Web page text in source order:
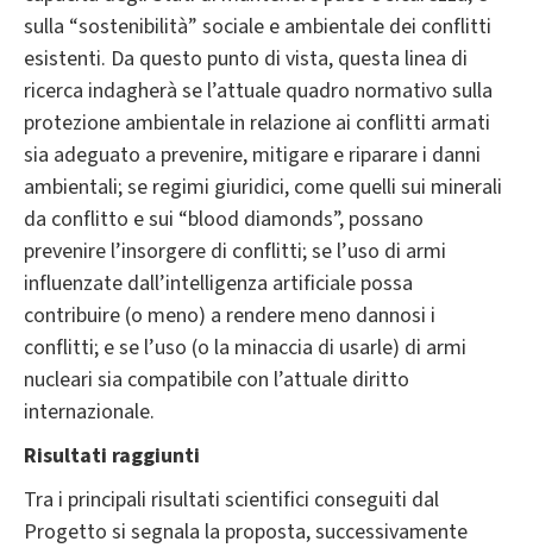
sulla “sostenibilità” sociale e ambientale dei conflitti
esistenti. Da questo punto di vista, questa linea di
ricerca indagherà se l’attuale quadro normativo sulla
protezione ambientale in relazione ai conflitti armati
sia adeguato a prevenire, mitigare e riparare i danni
ambientali; se regimi giuridici, come quelli sui minerali
da conflitto e sui “blood diamonds”, possano
prevenire l’insorgere di conflitti; se l’uso di armi
influenzate dall’intelligenza artificiale possa
contribuire (o meno) a rendere meno dannosi i
conflitti; e se l’uso (o la minaccia di usarle) di armi
nucleari sia compatibile con l’attuale diritto
internazionale.
Risultati raggiunti
Tra i principali risultati scientifici conseguiti dal
Progetto si segnala la proposta, successivamente